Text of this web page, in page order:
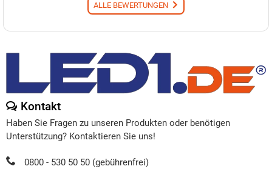
ALLE BEWERTUNGEN
Kontakt
Haben Sie Fragen zu unseren Produkten oder benötigen
Unterstützung? Kontaktieren Sie uns!
0800 - 530 50 50 (gebührenfrei)